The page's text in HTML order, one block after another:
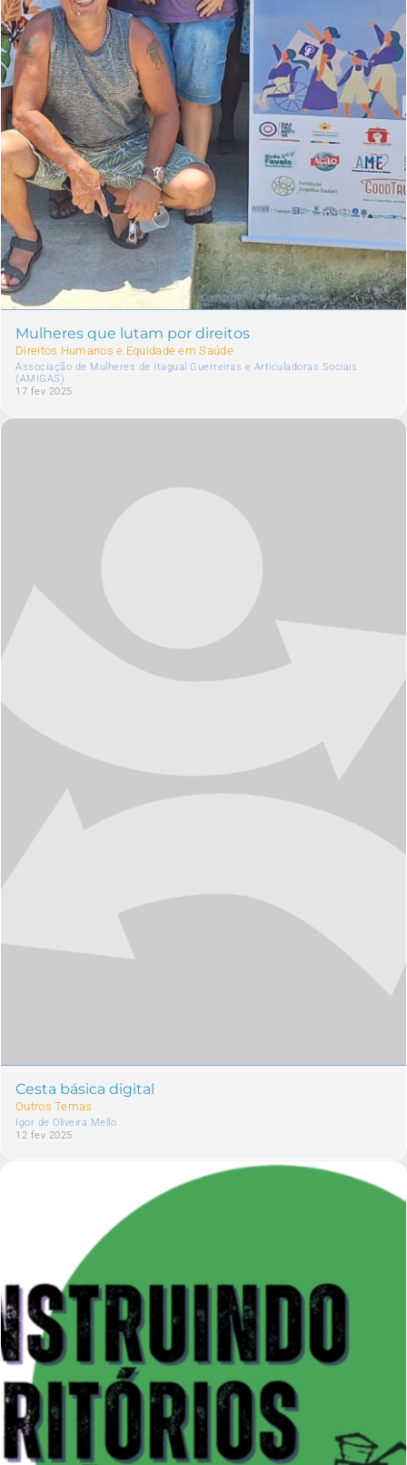
Mulheres que lutam por direitos
Direitos Humanos e Equidade em Saúde
Associação de Mulheres de Itaguaí Guerreiras e Articuladoras Sociais
(AMIGAS)
17 fev 2025
Cesta básica digital
Outros Temas
Igor de Oliveira Mello
12 fev 2025